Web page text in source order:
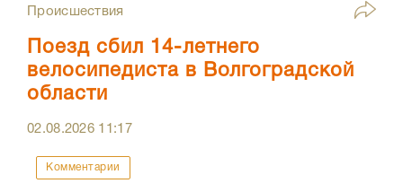
Происшествия
Поезд сбил 14-летнего
велосипедиста в Волгоградской
области
02.08.2026 11:17
Комментарии